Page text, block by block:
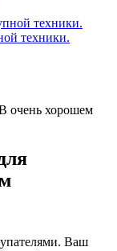
техники.
очень хорошем
Ваш